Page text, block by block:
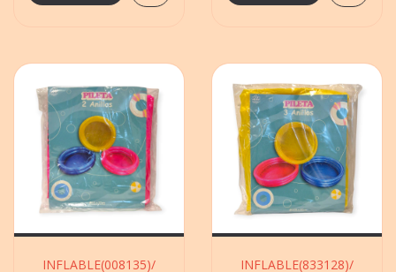
INFLABLE(008135)/
INFLABLE(833128)/